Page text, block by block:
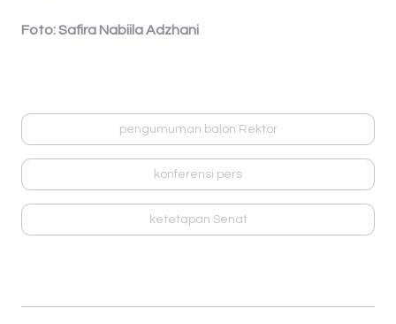
Foto: Safira Nabiila Adzhani
pengumuman balon Rektor
konferensi pers
ketetapan Senat